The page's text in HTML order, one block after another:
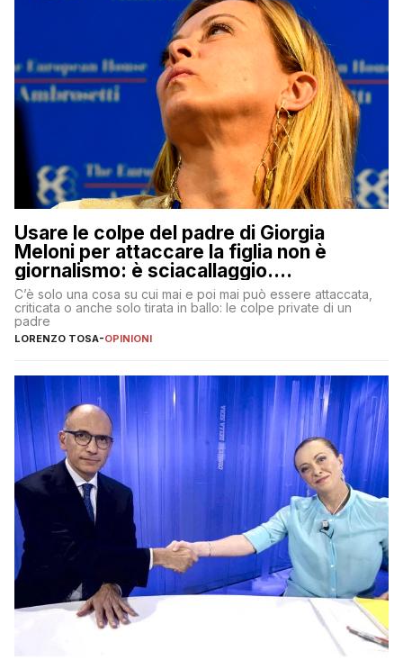
Usare le colpe del padre di Giorgia
Meloni per attaccare la figlia non è
giornalismo: è sciacallaggio.
Dimostriamo di essere diversi
C’è solo una cosa su cui mai e poi mai può essere attaccata,
criticata o anche solo tirata in ballo: le colpe private di un
padre
LORENZO TOSA-OPINIONI